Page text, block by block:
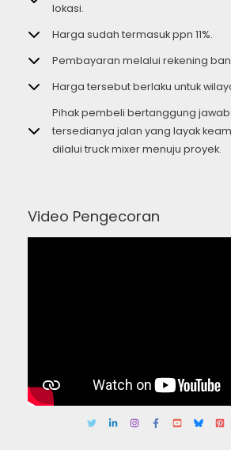
lokasi.
Harga sudah termasuk ppn 11%.
Pembayaran melalui rekening
Harga tersebut berlaku untuk
Pihak pembeli bertanggung
tersedianya jalan yang layak
dilalui truck mixer menuju proyek.
Video Pengecoran